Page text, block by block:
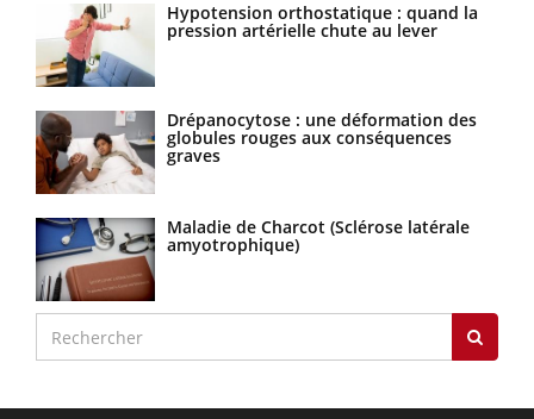
Hypotension orthostatique : quand la
pression artérielle chute au lever
Drépanocytose : une déformation des
globules rouges aux conséquences
graves
Maladie de Charcot (Sclérose latérale
amyotrophique)